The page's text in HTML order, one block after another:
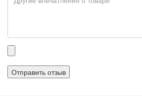
Прикрепленные